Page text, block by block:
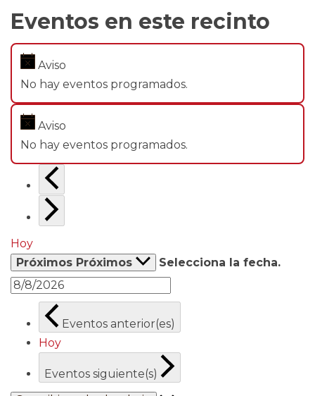
Eventos en este recinto
Aviso
No hay eventos programados.
Aviso
No hay eventos programados.
Hoy
Próximos Próximos Selecciona la fecha.
Eventos anterior(es)
Hoy
Eventos siguiente(s)